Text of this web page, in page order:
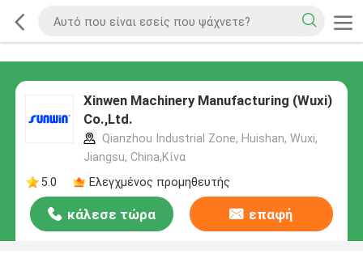
Xinwen Machinery Manufacturing (Wuxi)
Co.,Ltd.
Qianzhou Industrial Zone, Huishan, Wuxi,
Jiangsu, China,Κίνα
5.0
Ελεγχμένος προμηθευτής
κάλεσε τώρα επαφή